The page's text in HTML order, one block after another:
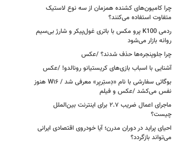
چرا کامیون‌های کشنده همزمان از سه نوع لاستیک
متفاوت استفاده می‌کنند؟
ردمی K100 پرو مکس با باتری غول‌پیکر و شارژ بی‌سیم
روانه بازار می‌شود
چرا جلوپنجره‌ها حذف شدند؟ /عکس
آشنایی با اسباب‌ بازی‌های کریستیانو رونالدو! /عکس
بوگاتی سفارشی با نام «دِستِریِر» معرفی شد / W۱۶ هنوز
نفس می‌کشد /عکس و فیلم
ماجرای اعمال ضریب ۲.۷ برای اینترنت بین‌الملل
چیست؟
احیای پراید در دوران مدرن؛ آیا خودروی اقتصادی ایرانی
می‌تواند بازگردد؟